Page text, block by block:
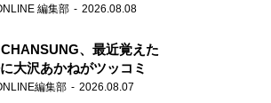
編集部 2026.08.08
、最近覚えた
大沢あかねがツッコミ
編集部 2026.08.07